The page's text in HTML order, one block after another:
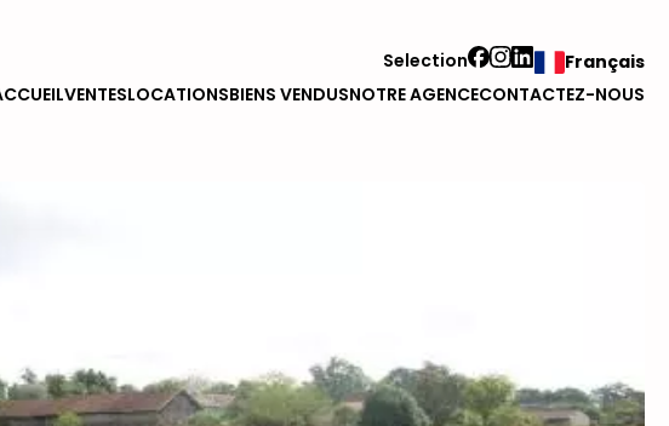
Selection
Français
VENTESLOCATIONSBIENS VENDUSNOTRE AGENCECONTACTEZ-NOUS